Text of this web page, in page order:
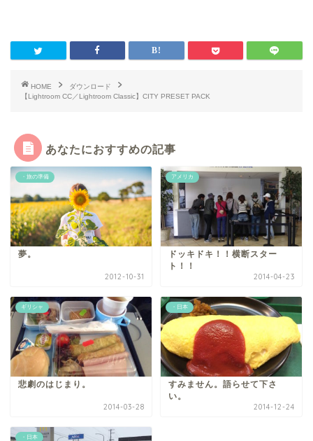
HOME
ダウンロード
【Lightroom CC／Lightroom Classic】CITY PRESET PACK
あなたにおすすめの記事
・旅の準備
夢。
2012-10-31
アメリカ
ドッキドキ！！横断スター
ト！！
2014-04-23
ギリシャ
悲劇のはじまり。
2014-03-28
・日本
すみません。語らせて下さ
い。
2014-12-24
・日本